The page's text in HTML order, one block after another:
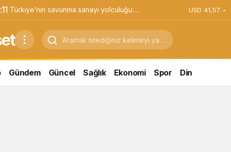
Türkiye’nin savunma sanayi yolculuğu:
Yıldırımhan’a uzanan stratejik dönüşüm
USD 41,57
Gündem Güncel Sağlık Ekonomi Spor Din